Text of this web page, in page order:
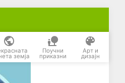
земја
Поучни
приказни
Арт и
дизајн